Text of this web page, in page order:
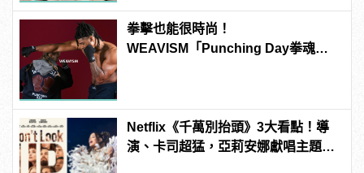
拳擊也能很時尚！
WEAVISM「Punching Day拳魂」
Netflix《千萬別抬頭》3大看點！導
演、卡司超猛，亞莉安娜獻唱主題